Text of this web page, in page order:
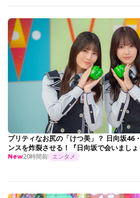
プリティなお尻の「けつ美」？ 日向坂46
ンスを炸裂させる！『日向坂で会いまし
New20時間前 エンタメ